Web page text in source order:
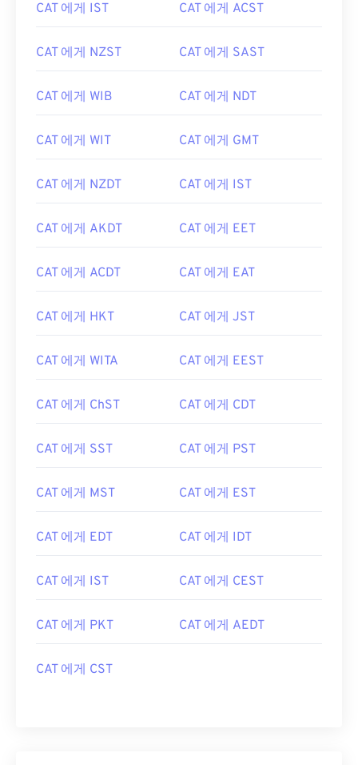
CAT 에게 IST CAT 에게 ACST
CAT 에게 NZST CAT 에게 SAST
CAT 에게 WIB CAT 에게 NDT
CAT 에게 WIT CAT 에게 GMT
CAT 에게 NZDT CAT 에게 IST
CAT 에게 AKDT CAT 에게 EET
CAT 에게 ACDT CAT 에게 EAT
CAT 에게 HKT CAT 에게 JST
CAT 에게 WITA CAT 에게 EEST
CAT 에게 ChST CAT 에게 CDT
CAT 에게 SST CAT 에게 PST
CAT 에게 MST CAT 에게 EST
CAT 에게 EDT CAT 에게 IDT
CAT 에게 IST CAT 에게 CEST
CAT 에게 PKT CAT 에게 AEDT
CAT 에게 CST